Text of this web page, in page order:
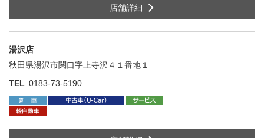
店舗詳細
湯沢店
秋田県湯沢市関口字上寺沢４１番地１
TEL 0183-73-5190